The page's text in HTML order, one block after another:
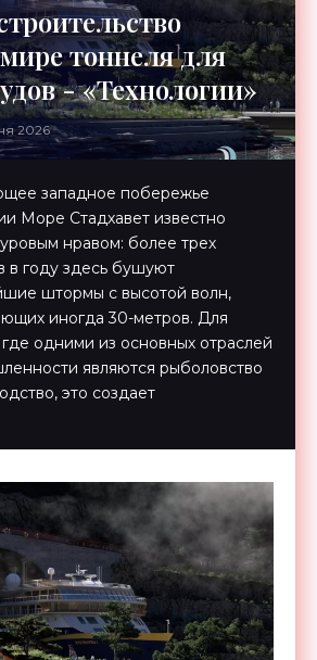
тоннеля для
- «Технологии»
2026
западное побережье
Море Стадхавет известно
нравом: более трех
в году здесь бушуют
штормы с высотой волн,
иногда 30-метров. Для
где одними из основных отраслей
являются рыболовство
это создает